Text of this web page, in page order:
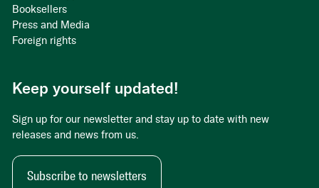
Booksellers
Press and Media
Foreign rights
Keep yourself updated!
Sign up for our newsletter and stay up to date with new
releases and news from us.
Subscribe to newsletters